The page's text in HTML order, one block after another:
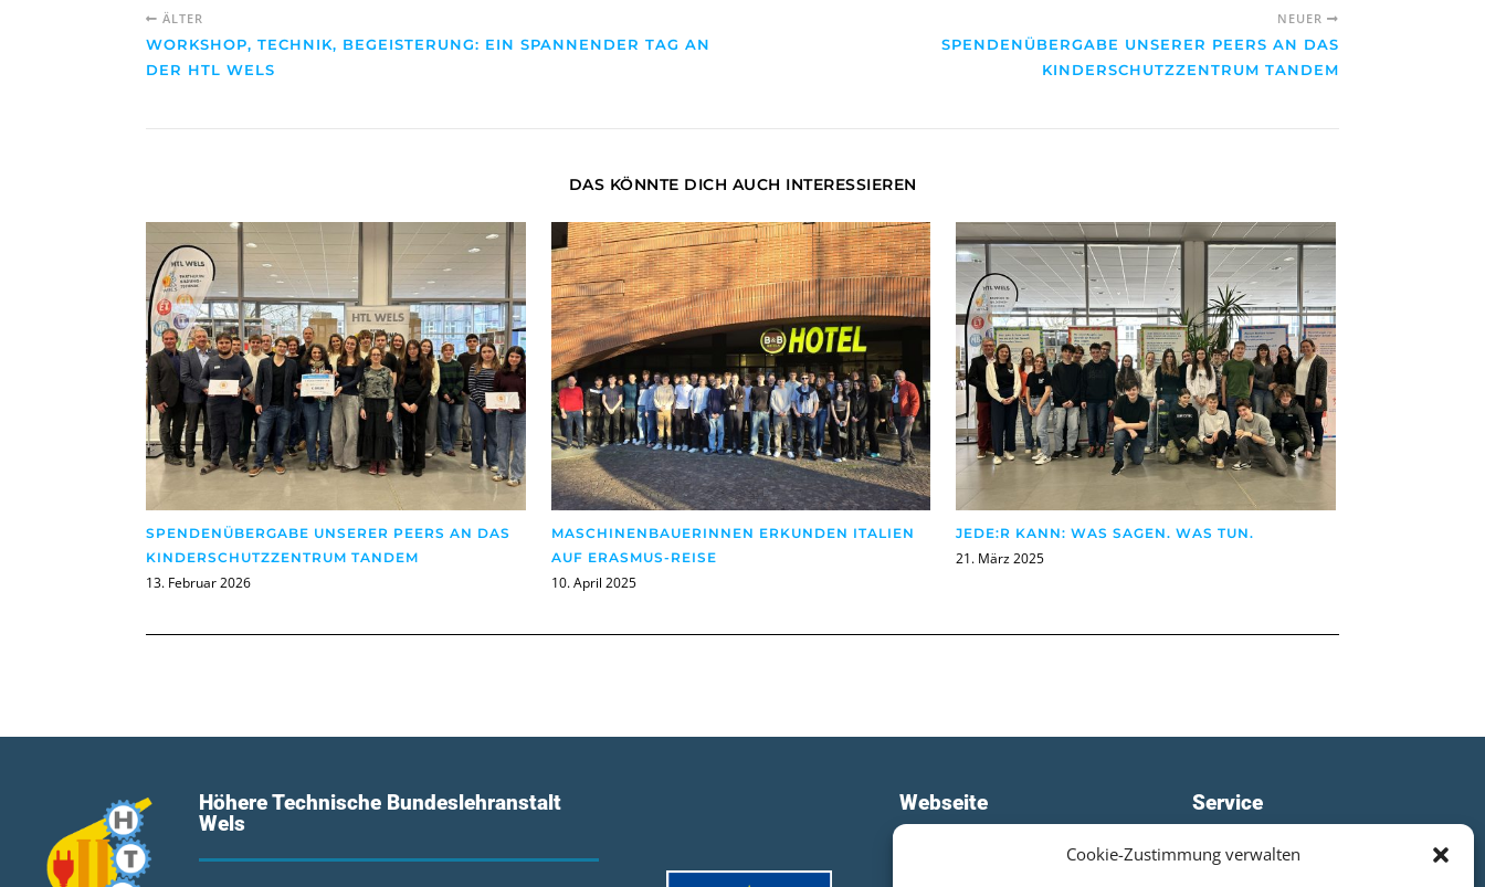
Cookie-Zustimmung verwalten
ÄLTER
WORKSHOP, TECHNIK, BEGEISTERUNG: EIN SPANNENDER TAG AN
DER HTL WELS
NEUER
SPENDENÜBERGABE UNSERER PEERS AN DAS
KINDERSCHUTZZENTRUM TANDEM
DAS KÖNNTE DICH AUCH INTERESSIEREN
SPENDENÜBERGABE UNSERER PEERS AN DAS
KINDERSCHUTZZENTRUM TANDEM
13. Februar 2026
MASCHINENBAUERINNEN ERKUNDEN ITALIEN
AUF ERASMUS-REISE
10. April 2025
JEDE:R KANN: WAS SAGEN. WAS TUN.
21. März 2025
Höhere Technische Bundeslehranstalt
Wels
Webseite Service